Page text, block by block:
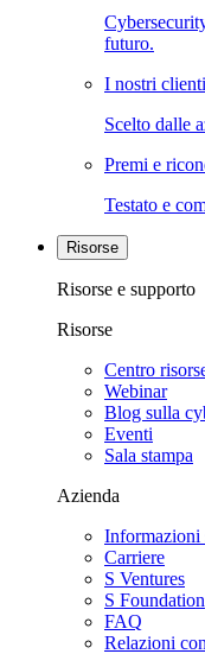
futuro.
I nostri clienti
Scelto dalle
Premi e
Testato e
Risorse
Risorse e supporto
Risorse
Centro
Webinar
Blog sulla
Eventi
Sala stampa
Azienda
Informazioni
Carriere
S Ventures
S Foundation
FAQ
Relazioni